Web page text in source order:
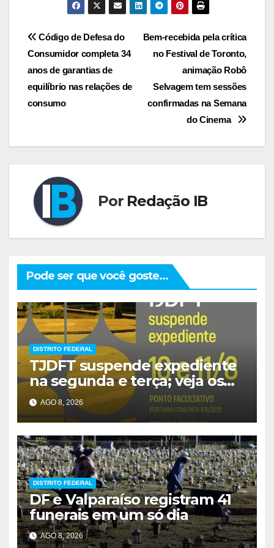
Navegação
de
Post
Bem-recebida pela crítica
no Festival de Toronto,
animação Robô
Selvagem tem sessões
confirmadas na Semana
do Cinema
Código de Defesa do
Consumidor completa 34
anos de garantias de
equilíbrio nas relações de
consumo
Por Redação IB
Pode ser que você goste...
DISTRITO FEDERAL
TJDFT suspende expediente
na segunda e terça; veja os
prazos
AGO 8, 2026
DISTRITO FEDERAL
DF e Valparaíso registram 41
funerais em um só dia
AGO 8, 2026